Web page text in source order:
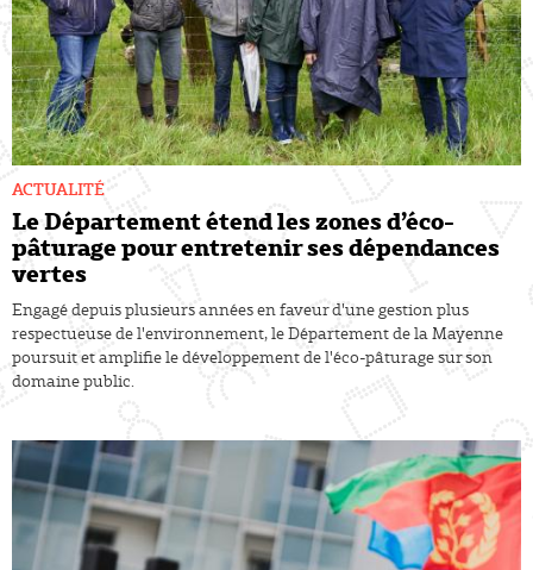
Le Département étend les zones d’éco-
pâturage pour entretenir ses dépendances
vertes
ACTUALITÉ
Engagé depuis plusieurs années en faveur d'une gestion plus
respectueuse de l'environnement, le Département de la Mayenne
poursuit et amplifie le développement de l'éco-pâturage sur son
domaine public.